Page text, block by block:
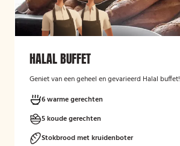
HALAL BUFFET
Geniet van een geheel en gevarieerd Halal buffet!
6 warme gerechten
5 koude gerechten
Stokbrood met kruidenboter